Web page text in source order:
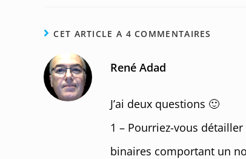
CET ARTICLE A 4 COMMENTAIRES
René Adad
J’ai deux questions 🙂
1 – Pourriez-vous
binaires comportant un